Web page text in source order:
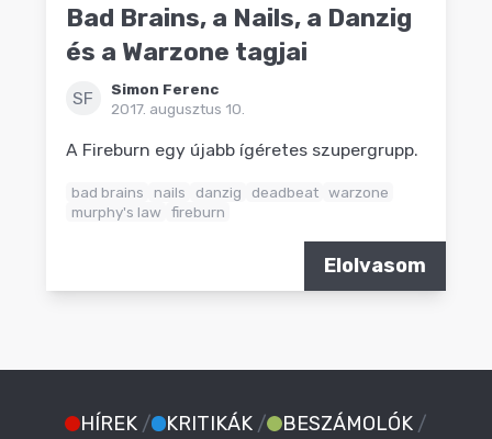
Bad Brains, a Nails, a Danzig
és a Warzone tagjai
SF
Simon Ferenc
2017. augusztus 10.
A Fireburn egy újabb ígéretes szupergrupp.
bad brains nails danzig deadbeat warzone
murphy's law
fireburn
Elolvasom
HÍREK / KRITIKÁK / BESZÁMOLÓK /